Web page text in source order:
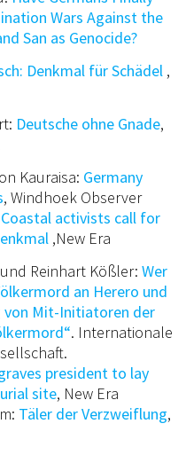
Wars Against the
San as Genocide?
Denkmal für Schädel,
Deutsche ohne Gnade,
Kauraisa: Germany
, Windhoek Observer
Coastal activists call for
,New Era
Reinhart Kößler: Wer
an Herero und
von Mit-Initiatoren der
. Internationale
president to lay
site, New Era
Täler der Verzweiflung,